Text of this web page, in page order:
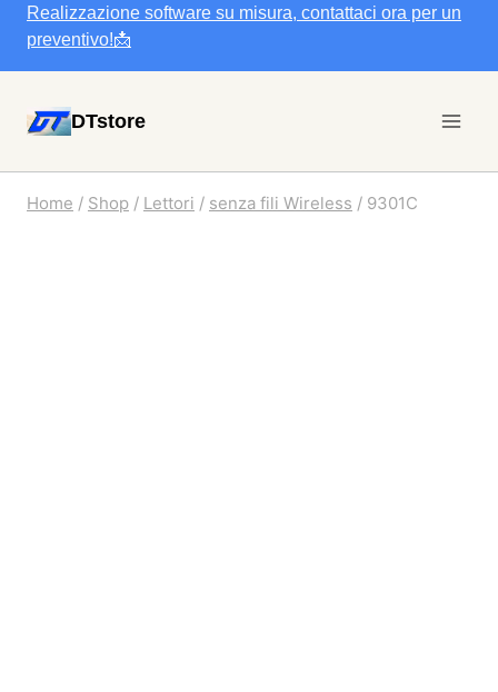
SaltaRealizzazione software su misura, contattaci ora per un
preventivo!📩
DTstore
Home / Shop / Lettori / senza fili Wireless / 9301C